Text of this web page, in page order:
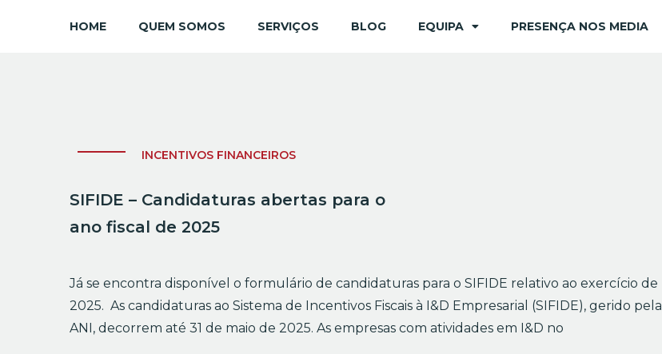
HOME QUEM SOMOS SERVIÇOS BLOG EQUIPA PRESENÇA NOS MEDIA
INCENTIVOS FINANCEIROS
SIFIDE – Candidaturas abertas para o
ano fiscal de 2025
Já se encontra disponível o formulário de candidaturas para o SIFIDE relativo ao exercício de
2025. As candidaturas ao Sistema de Incentivos Fiscais à I&D Empresarial (SIFIDE), gerido pela
ANI, decorrem até 31 de maio de 2025. As empresas com atividades em I&D no